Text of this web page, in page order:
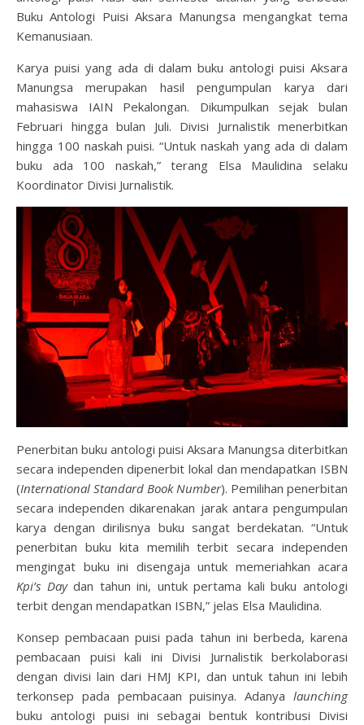
Buku Antologi Puisi Aksara Manungsa mengangkat tema
Kemanusiaan.
Karya puisi yang ada di dalam buku antologi puisi Aksara
Manungsa merupakan hasil pengumpulan karya dari
mahasiswa IAIN Pekalongan. Dikumpulkan sejak bulan
Februari hingga bulan Juli. Divisi Jurnalistik menerbitkan
hingga 100 naskah puisi. “Untuk naskah yang ada di dalam
buku ada 100 naskah,” terang Elsa Maulidina selaku
Koordinator Divisi Jurnalistik.
Penerbitan buku antologi puisi Aksara Manungsa diterbitkan
secara independen dipenerbit lokal dan mendapatkan ISBN
(International Standard Book Number). Pemilihan penerbitan
secara independen dikarenakan jarak antara pengumpulan
karya dengan dirilisnya buku sangat berdekatan. “Untuk
penerbitan buku kita memilih terbit secara independen
mengingat buku ini disengaja untuk memeriahkan acara
Kpi’s Daydan tahun ini, untuk pertama kali buku antologi
terbit dengan mendapatkan ISBN,” jelas Elsa Maulidina.
Konsep pembacaan puisi pada tahun ini berbeda, karena
pembacaan puisi kali ini Divisi Jurnalistik berkolaborasi
dengan divisi lain dari HMJ KPI, dan untuk tahun ini lebih
terkonsep pada pembacaan puisinya. Adanya launching
buku antologi puisi ini sebagai bentuk kontribusi Divisi